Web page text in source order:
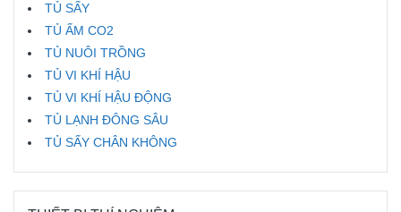
TỦ SẤY
TỦ ẤM CO2
TỦ NUÔI TRỒNG
TỦ VI KHÍ HẬU
TỦ VI KHÍ HẬU ĐỘNG
TỦ LẠNH ĐÔNG SÂU
TỦ SẤY CHÂN KHÔNG